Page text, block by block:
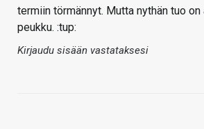
termiin törmännyt. Mutta nythän tuo
peukku. :tup:
Kirjaudu sisään vastataksesi